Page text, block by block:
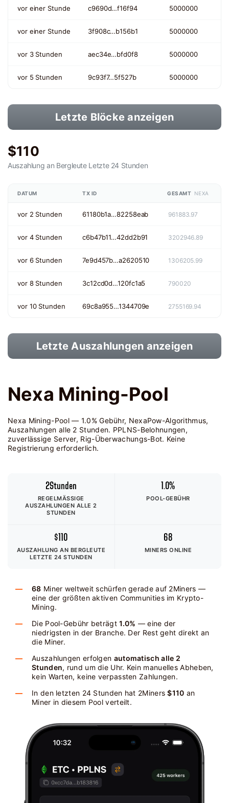
vor einer Stunde c9690d…f16f94 5000000
vor einer Stunde 3f908c…b156b1 5000000
vor 3 Stunden aec34e…bfd0f8 5000000
vor 5 Stunden 9c93f7…5f527b 5000000
Letzte Blöcke anzeigen
$110
Auszahlung an Bergleute Letzte 24 Stunden
DATUM TX ID GESAMT NEXA
vor 2 Stunden 61180b1a…82258eab 961883.97
vor 4 Stunden c6b47b11…42dd2b91 3202946.89
vor 6 Stunden 7e9d457b…a2620510 1306205.99
vor 8 Stunden 3c12cd0d…120fc1a5 790020
vor 10 Stunden 69c8a955…1344709e 2755169.94
Letzte Auszahlungen anzeigen
Nexa Mining-Pool
Nexa Mining-Pool — 1.0% Gebühr, NexaPow-Algorithmus,
Auszahlungen alle 2 Stunden. PPLNS-Belohnungen,
zuverlässige Server, Rig-Überwachungs-Bot. Keine
Registrierung erforderlich.
2Stunden
REGELMÄSSIGE A
USZAHLUNGEN ALLE 2 S
TUNDEN
1.0%
POOL-GEBÜHR
$110
AUSZAHLUNG AN BERGLEUTE
LETZTE 24 STUNDEN
68
MINERS ONLINE
68 Miner weltweit schürfen gerade auf 2Miners —
eine der größten aktiven Communities im Krypto-
Mining.
Die Pool-Gebühr beträgt1.0% — eine der
niedrigsten in der Branche. Der Rest geht direkt an
die Miner.
Auszahlungen erfolgen automatisch alle 2
Stunden, rund um die Uhr. Kein manuelles Abheben,
kein Warten, keine verpassten Zahlungen.
In den letzten 24 Stunden hat 2Miners$110 an
Miner in diesem Pool verteilt.